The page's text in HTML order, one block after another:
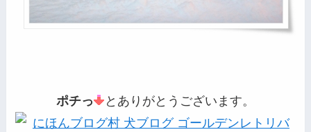
ポチっ とありがとうございます。